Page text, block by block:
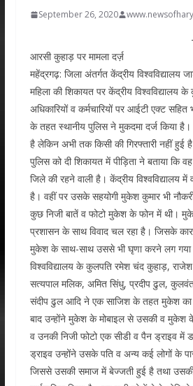
September 26, 2020
आरसी कुहाड़ पर मामला दर्ज़
महेंद्रगढ़: जिला अंतर्गत केंद्रीय विश्वविद्यालय
महिला की शिकायत पर केंद्रीय
अधिकारियों व कर्मचारियों पर आईटी एक्ट सहित
के तहत स्थानीय पुलिस ने मुकदमा दर्ज किया
है लेकिन अभी तक किसी की गिरफ्तारी नहीं हुई
पुलिस को दी शिकायत में पीड़िता ने बताया कि
जिले की रहने वाली है। केंद्रीय विश्वविद्यालय में
है। वहीं पर उसके सहयोगी मुकेश कुमार भी
कुछ निजी बातें व फोटो मुकेश के फोन में थी।
प्रशासन के साथ विवाद चल रहा है। जिसके
मुकेश के साथ-साथ उससे भी घृणा करने लग
विश्वविद्यालय के कुलपति रमेश चंद कुहाड़,
सत्यपाल मलिक, अमित सिंधु, प्रदीप ढुल,
संदीप ढुल आदि ने एक साजिश के तहत मुकेश का
बाद उन्होंने मुकेश के मोबाइल से उसकी व मुकेश
व उनकी निजी फोटो एक सीडी व पैन ड्राइव में
ड्राइव उन्होंने उसके पति व अन्य कई लोगों के
जिससे उसकी समाज में बेज्जती हुई है तथा उसकी